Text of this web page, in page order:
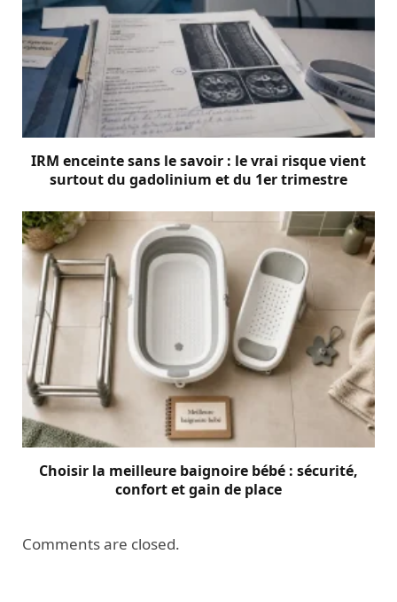
IRM enceinte sans le savoir : le vrai risque vient
surtout du gadolinium et du 1er trimestre
Choisir la meilleure baignoire bébé : sécurité,
confort et gain de place
Comments are closed.